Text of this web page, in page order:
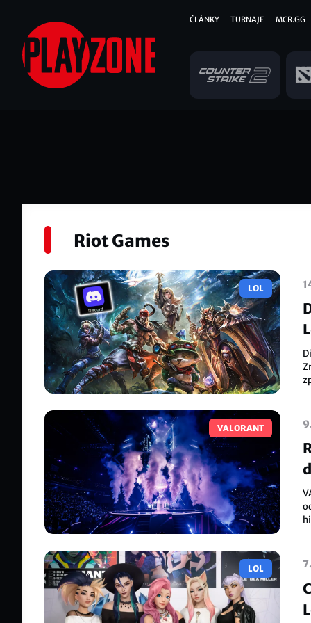
hlavnímu
obsahu
Hlavní
ČLÁNKY TURNAJE MCR.GG
Riot Games
LOL
VALORANT
LOL